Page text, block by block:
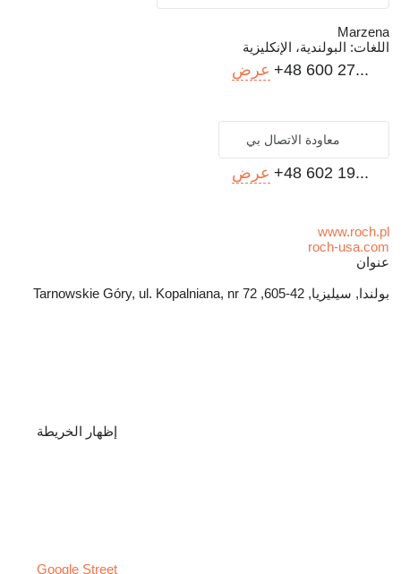
Marzena
اللغات: البولندية، الإنكليزية
+48 600 27... عرض
معاودة الاتصال بي
+48 602 19... عرض
www.roch.pl
roch-usa.com
عنوان
بولندا, سيليزيا, 42-605, Tarnowskie Góry, ul. Kopalniana, nr 72
إظهار الخريطة
Google Street